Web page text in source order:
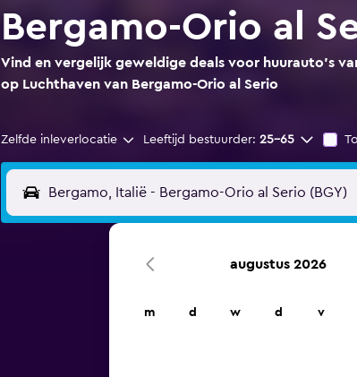
Bergamo-Orio al
Vind en vergelijk geweldige deals voor huurauto's
op Luchthaven van Bergamo-Orio al Serio
Zelfde inleverlocatie Leeftijd bestuurder: 25-65
augustus 2026
m d w d v